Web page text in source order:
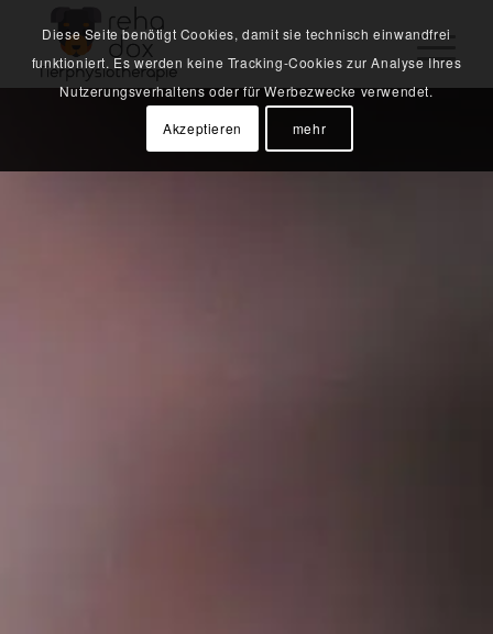
Diese Seite benötigt Cookies, damit sie technisch einwandfrei
funktioniert. Es werden keine Tracking-Cookies zur Analyse Ihres
Nutzerungsverhaltens oder für Werbezwecke verwendet.
Akzeptieren mehr